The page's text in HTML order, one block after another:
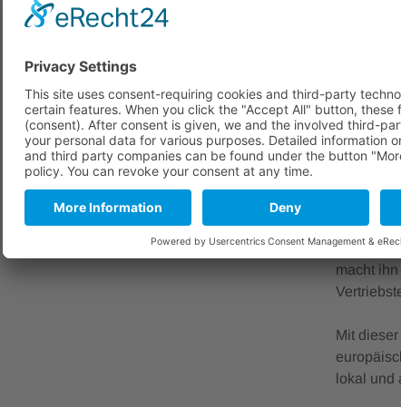
Branche
Nutzung
Product
In seiner
„Wir
Pabst,
macht
Mit
lokal und